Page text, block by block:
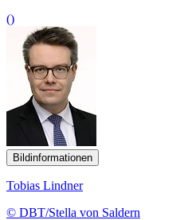
()
Bildinformationen
Tobias Lindner
© DBT/Stella von Saldern